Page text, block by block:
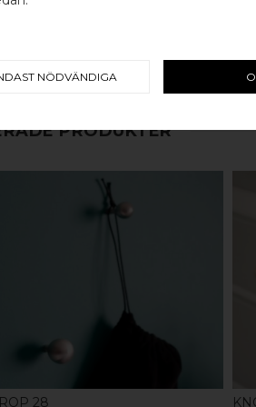
koppar, rostfritt stål eller
en väldigt lång livslängd och
PRODUKTER
28
NÖDVÄNDIGA